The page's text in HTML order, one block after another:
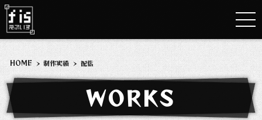
HOME > 制作実績 > 配信
WORKS